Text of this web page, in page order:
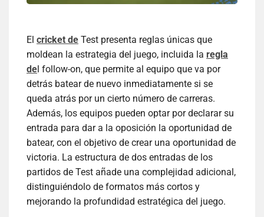
El cricket de Test presenta reglas únicas que
moldean la estrategia del juego, incluida la regla
del follow-on, que permite al equipo que va por
detrás batear de nuevo inmediatamente si se
queda atrás por un cierto número de carreras.
Además, los equipos pueden optar por declarar su
entrada para dar a la oposición la oportunidad de
batear, con el objetivo de crear una oportunidad de
victoria. La estructura de dos entradas de los
partidos de Test añade una complejidad adicional,
distinguiéndolo de formatos más cortos y
mejorando la profundidad estratégica del juego.